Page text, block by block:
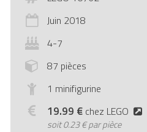
Juin 2018
4-7
87 pièces
1 minifigurine
19.99 € chez LEGO
soit0.23 € par pièce